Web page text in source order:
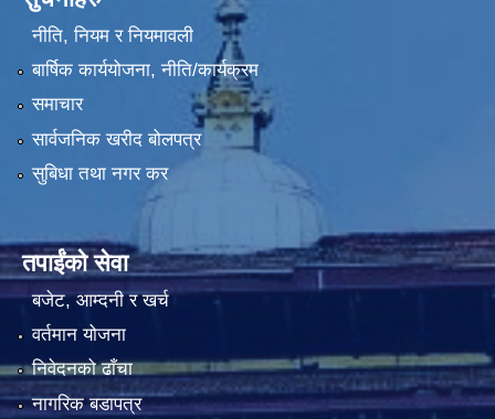
नीति, नियम र नियमावली
बार्षिक कार्ययोजना, नीति/कार्यक्रम
समाचार
सार्वजनिक खरीद बोलपत्र
सुबिधा तथा नगर कर
तपाईंको सेवा
बजेट, आम्दनी र खर्च
वर्तमान योजना
निवेदनको ढाँचा
नागरिक बडापत्र